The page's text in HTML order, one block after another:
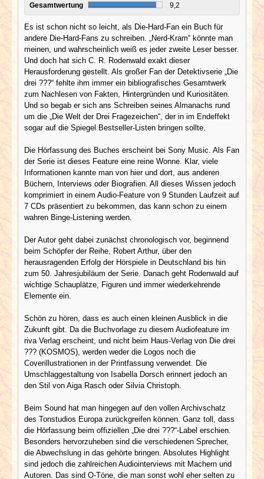
Gesamtwertung
9,2
Es ist schon nicht so leicht, als Die-Hard-Fan ein Buch für
andere Die-Hard-Fans zu schreiben. „Nerd-Kram“ könnte man
meinen, und wahrscheinlich weiß es jeder zweite Leser besser.
Und doch hat sich C. R. Rodenwald exakt dieser
Herausforderung gestellt. Als großer Fan der Detektivserie „Die
drei ???“ fehlte ihm immer ein bibliografisches Gesamtwerk
zum Nachlesen von Fakten, Hintergründen und Kuriositäten.
Und so begab er sich ans Schreiben seines Almanachs rund
um die „Die Welt der Drei Fragezeichen“, der in im Endeffekt
sogar auf die Spiegel Bestseller-Listen bringen sollte.
Die Hörfassung des Buches erscheint bei Sony Music. Als Fan
der Serie ist dieses Feature eine reine Wonne. Klar, viele
Informationen kannte man von hier und dort, aus anderen
Büchern, Interviews oder Biografien. All dieses Wissen jedoch
komprimiert in einem Audio-Feature von 9 Stunden Laufzeit auf
7 CDs präsentiert zu bekommen, das kann schon zu einem
wahren Binge-Listening werden.
Der Autor geht dabei zunächst chronologisch vor, beginnend
beim Schöpfer der Reihe, Robert Arthur, über den
herausragenden Erfolg der Hörspiele in Deutschland bis hin
zum 50. Jahresjubiläum der Serie. Danach geht Rodenwald auf
wichtige Schauplätze, Figuren und immer wiederkehrende
Elemente ein.
Schön zu hören, dass es auch einen kleinen Ausblick in die
Zukunft gibt. Da die Buchvorlage zu diesem Audiofeature im
riva Verlag erscheint, und nicht beim Haus-Verlag von Die drei
??? (KOSMOS), werden weder die Logos noch die
Coverillustrationen in der Printfassung verwendet. Die
Umschlaggestaltung von Isabella Dorsch erinnert jedoch an
den Stil von Aiga Rasch oder Silvia Christoph.
Beim Sound hat man hingegen auf den vollen Archivschatz
des Tonstudios Europa zurückgreifen können. Ganz toll, dass
die Hörfassung beim offiziellen „Die drei ???“-Label erschien.
Besonders hervorzuheben sind die verschiedenen Sprecher,
die Abwechslung in das gehörte bringen. Absolutes Highlight
sind jedoch die zahlreichen Audiointerviews mit Machern und
Autoren. Das sind O-Töne, die man sonst wohl eher selten zu